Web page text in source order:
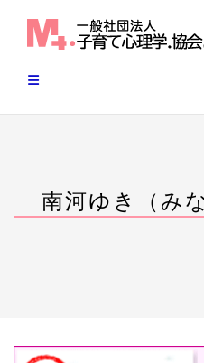
南河ゆき（み